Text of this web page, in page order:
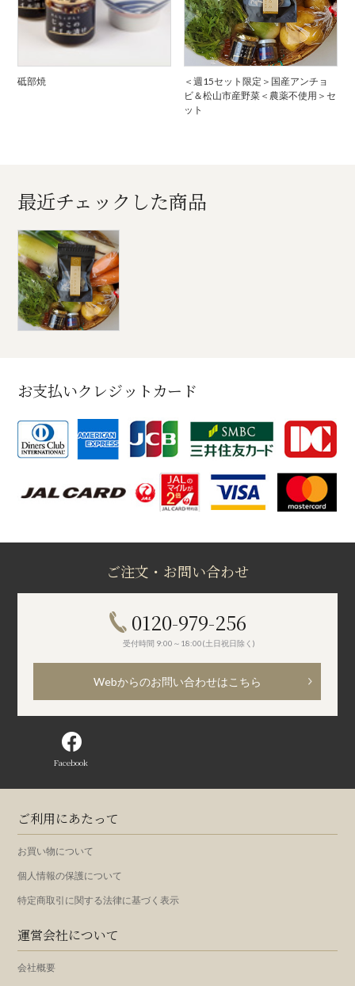
砥部焼
＜週15セット限定＞国産アンチョ
ビ＆松山市産野菜＜農薬不使用＞セ
ット
最近チェックした商品
お支払いクレジットカード
ご注文・お問い合わせ
0120-979-256
受付時間 9:00～18:00(土日祝日除く)
Webからのお問い合わせはこちら
Facebook
ご利用にあたって
お買い物について
個人情報の保護について
特定商取引に関する法律に基づく表示
運営会社について
会社概要